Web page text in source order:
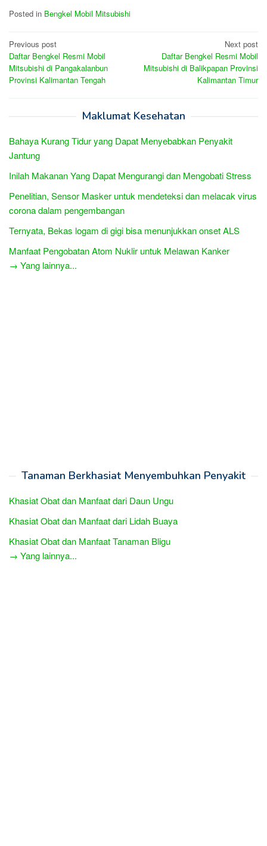
Posted in Bengkel Mobil Mitsubishi
Post
navigation
Previous post
Daftar Bengkel Resmi Mobil
Mitsubishi di Pangakalanbun
Provinsi Kalimantan Tengah
Next post
Daftar Bengkel Resmi Mobil
Mitsubishi di Balikpapan Provinsi
Kalimantan Timur
Maklumat Kesehatan
Bahaya Kurang Tidur yang Dapat Menyebabkan Penyakit
Jantung
Inilah Makanan Yang Dapat Mengurangi dan Mengobati Stress
Penelitian, Sensor Masker untuk mendeteksi dan melacak virus
corona dalam pengembangan
Ternyata, Bekas logam di gigi bisa menunjukkan onset ALS
Manfaat Pengobatan Atom Nuklir untuk Melawan Kanker
→ Yang lainnya...
Tanaman Berkhasiat Menyembuhkan Penyakit
Khasiat Obat dan Manfaat dari Daun Ungu
Khasiat Obat dan Manfaat dari Lidah Buaya
Khasiat Obat dan Manfaat Tanaman Bligu
→ Yang lainnya...